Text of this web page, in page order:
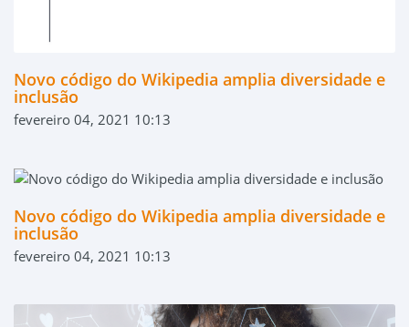
Novo código do Wikipedia amplia diversidade e
inclusão
fevereiro 04, 2021 10:13
Novo código do Wikipedia amplia diversidade e
inclusão
fevereiro 04, 2021 10:13